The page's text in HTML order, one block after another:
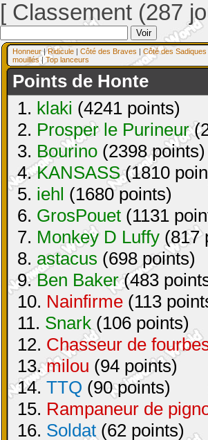
[ Classement (287
Honneur|Ridicule | Côté des Braves | Côté des Sadiques
mouillés| Top lanceurs
Points de Honte
1. klaki (4241 points)
2. Prosper le Purineur
3. Bourino (2398 points)
4.KANSASS(1810
5. iehl (1680 points)
6. GrosPouet (1131
7. Monkey D Luffy (817
8. astacus (698 points)
9.Ben Baker(483
10. Nainfirme (113
11. Snark(106 points)
12. Chasseur de
13.milou (94 points)
14. TTQ (90 points)
15. Rampaneur de
16. Soldat (62 points)